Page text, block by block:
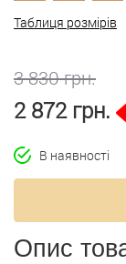
Таблиця розмірів
3 830 грн.
2 872 грн.
В наявності
Опис